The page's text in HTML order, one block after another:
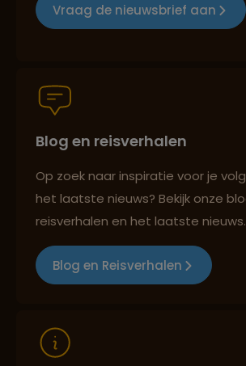
Lees meer over
Best beoordeelde reisroutes
Reizen met oog voor mens,
Vraag de nieuwsbrief aan
Blog en reisverhalen
Op zoek naar inspiratie voor je
het laatste nieuws? Bekijk onze
reisverhalen en het laatste nieuws.
Blog en Reisverhalen